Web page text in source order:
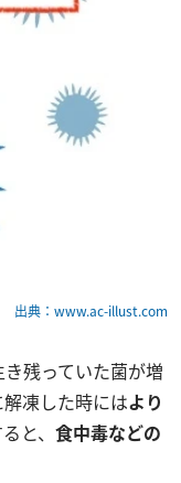
出典：www.ac-illust.com
残っていた菌が増
凍した時にはより
と、 食中毒などの